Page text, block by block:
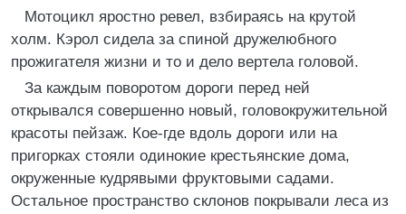
Мотоцикл яростно ревел, взбираясь на крутой
холм. Кэрол сидела за спиной дружелюбного
прожигателя жизни и то и дело вертела головой.
За каждым поворотом дороги перед ней
открывался совершенно новый, головокружительной
красоты пейзаж. Кое-где вдоль дороги или на
пригорках стояли одинокие крестьянские дома,
окруженные кудрявыми фруктовыми садами.
Остальное пространство склонов покрывали леса из